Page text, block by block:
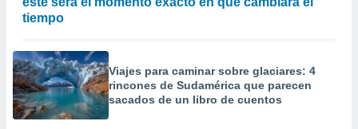
tiempo
Viajes para caminar sobre glaciares: 4
rincones de Sudamérica que parecen
sacados de un libro de cuentos